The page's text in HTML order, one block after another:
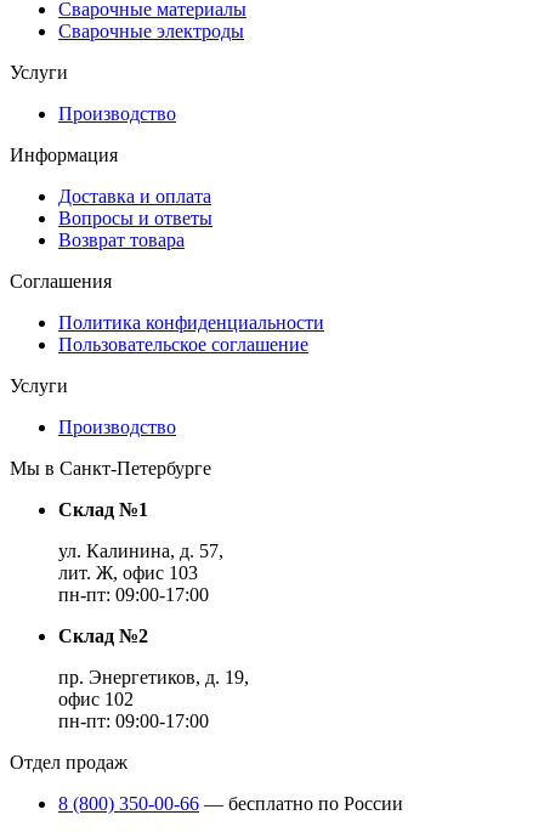
Сварочные материалы
Сварочные электроды
Услуги
Производство
Информация
Доставка и оплата
Вопросы и ответы
Возврат товара
Соглашения
Политика конфиденциальности
Пользовательское соглашение
Услуги
Производство
Мы в Санкт-Петербурге
Склад №1
ул. Калинина, д. 57,
лит. Ж, офис 103
пн-пт: 09:00-17:00
Склад №2
пр. Энергетиков, д. 19,
офис 102
пн-пт: 09:00-17:00
Отдел продаж
8 (800) 350-00-66 — бесплатно по России